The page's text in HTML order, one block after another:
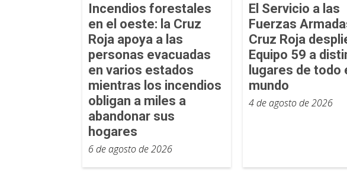
Incendios forestales
en el oeste: la Cruz
Roja apoya a las
personas evacuadas
en varios estados
mientras los incendios
obligan a miles a
abandonar sus
hogares
6 de agosto de 2026
El Servicio a las
Fuerzas
Cruz Roja
Equipo 59 a
lugares de todo
mundo
4 de agosto de 2026